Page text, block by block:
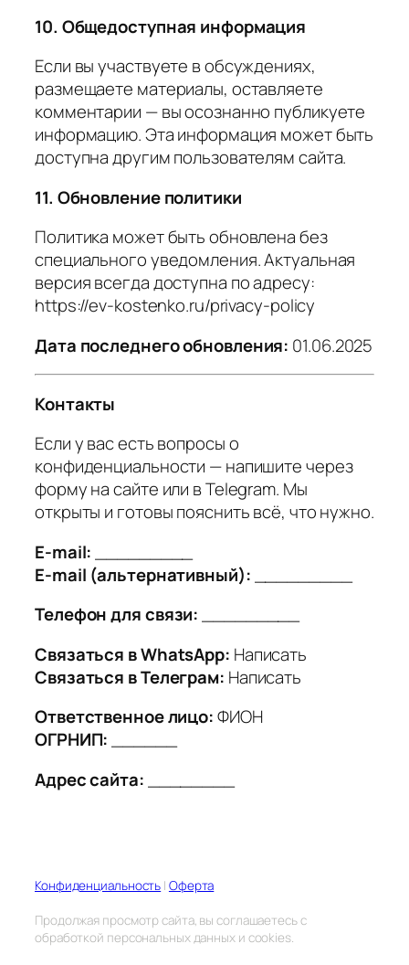
10. Общедоступная информация
Если вы участвуете в обсуждениях,
размещаете материалы, оставляете
комментарии — вы осознанно публикуете
информацию. Эта информация может быть
доступна другим пользователям сайта.
11. Обновление политики
Политика может быть обновлена без
специального уведомления. Актуальная
версия всегда доступна по адресу:
https://ev-kostenko.ru/privacy-policy
Дата последнего обновления: 01.06.2025
Контакты
Если у вас есть вопросы о
конфиденциальности — напишите через
форму на сайте или в Telegram. Мы
открыты и готовы пояснить всё, что нужно.
E-mail:
E-mail (альтернативный):
Телефон для связи:
Связаться в WhatsApp: Написать
Связаться в Телеграм: Написать
Ответственное лицо:ФИОН
ОГРНИП:
Адрес сайта:
Конфиденциальность | Оферта
Продолжая просмотр сайта, вы соглашаетесь с
обработкой персональных данных и cookies.